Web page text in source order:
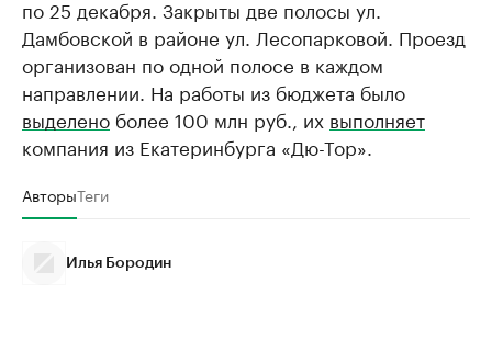
по 25 декабря. Закрыты две полосы ул.
Дамбовской в районе ул. Лесопарковой. Проезд
организован по одной полосе в каждом
направлении. На работы из бюджета было
выделено более 100 млн руб., их выполняет
компания из Екатеринбурга «Дю-Тор».
АвторыТеги
Илья Бородин